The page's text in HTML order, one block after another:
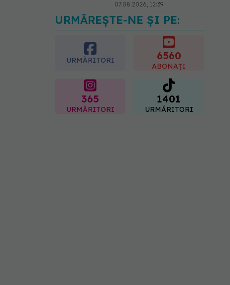
07.08.2026, 12:39
Dieta care poate crește
brusc colesterolul. Cine
este mai expus
07.08.2026, 17:22
URMĂREȘTE-NE ȘI PE:
URMĂRITORI 6560
ABONAȚI
365
URMĂRITORI
1401
URMĂRITORI